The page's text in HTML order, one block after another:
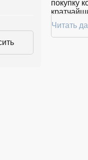
покупку
Читать